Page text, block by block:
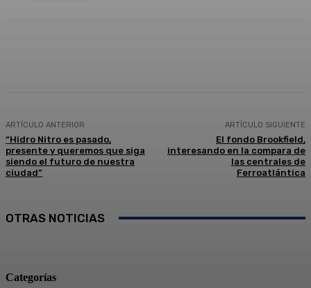
ARTÍCULO ANTERIOR
“Hidro Nitro es pasado,
presente y queremos que siga
siendo el futuro de nuestra
ciudad”
ARTÍCULO SIGUIENTE
El fondo Brookfield,
interesando en la compara de
las centrales de
Ferroatlántica
OTRAS NOTICIAS
Categorías